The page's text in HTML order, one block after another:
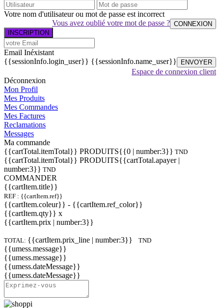
Votre nom d'utilisateur ou mot de passe est incorrect
CONNEXION
Vous avez oublié votre mot de passe ?
INSCRIPTION
Email Inéxistant
ENVOYER
Espace de connexion client
{{sessionInfo.login_user}} {{sessionInfo.name_user}}
Déconnexion
Mon Profil
Mes Produits
Mes Commandes
Mes Factures
Reclamations
Messages
Ma commande
{{cartTotal.itemTotal}} PRODUITS{{0 | number:3}} TND
{{cartTotal.itemTotal}} PRODUITS{{cartTotal.apayer |
number:3}} TND
COMMANDER
{{cartItem.title}}
REF : {{cartItem.ref}}
{{cartItem.coleur}} - {{cartItem.ref_color}}
{{cartItem.qty}} x
{{cartItem.prix | number:3}}
TOTAL: {{cartItem.prix_line | number:3}} TND
{{umess.message}}
{{umess.message}}
{{umess.dateMessage}}
{{umess.dateMessage}}